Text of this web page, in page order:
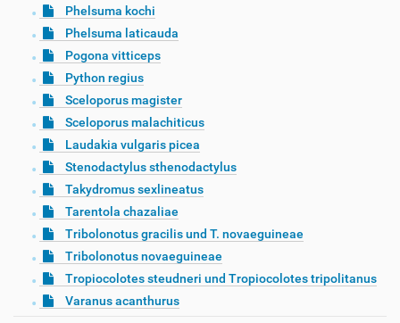
Phelsuma kochi
Phelsuma laticauda
Pogona vitticeps
Python regius
Sceloporus magister
Sceloporus malachiticus
Laudakia vulgaris picea
Stenodactylus sthenodactylus
Takydromus sexlineatus
Tarentola chazaliae
Tribolonotus gracilis und T. novaeguineae
Tribolonotus novaeguineae
Tropiocolotes steudneri und Tropiocolotes tripolitanus
Varanus acanthurus